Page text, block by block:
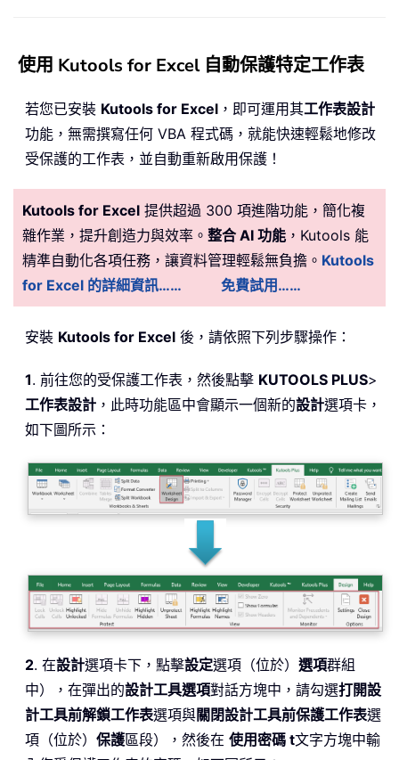
使用 Kutools for Excel 自動保護特定工作表
若您已安裝 Kutools for Excel ，即可運用其工作表設計
功能，無需撰寫任何 VBA 程式碼，就能快速輕鬆地修改
受保護的工作表，並自動重新啟用保護！
Kutools for Excel 提供超過 300 項進階功能，簡化複
雜作業，提升創造力與效率。 整合 AI 功能 ，Kutools 能
精準自動化各項任務，讓資料管理輕鬆無負擔。 Kutools
for Excel 的詳細資訊……
免費試用……
安裝 Kutools for Excel 後，請依照下列步驟操作：
1. 前往您的受保護工作表，然後點擊 KUTOOLS PLUS>
工作表設計 ，此時功能區中會顯示一個新的設計選項卡，
如下圖所示：
2. 在設計選項卡下，點擊設定選項（位於） 選項群組
中），在彈出的設計工具選項對話方塊中，請勾選打開設
計工具前解鎖工作表選項與關閉設計工具前保護工作表選
項（位於） 保護區段），然後在 使用密碼 t文字方塊中輸